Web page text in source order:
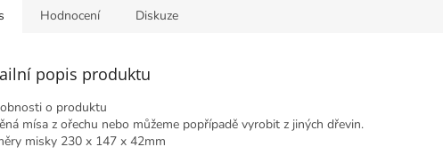
Hodnocení Diskuze
popis produktu
o produktu
mísa z ořechu nebo můžeme popřípadě vyrobit z jiných dřevin.
misky 230 x 147 x 42mm